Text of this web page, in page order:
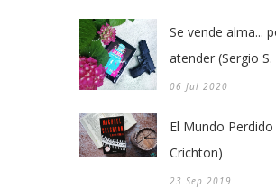
Se vende alma...
atender (Sergio
06 Jul 2020
El Mundo
Crichton)
23 Sep 2019